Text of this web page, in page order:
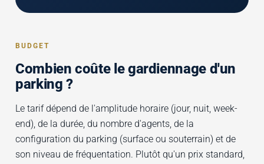
BUDGET
Combien coûte le gardiennage d'un
parking ?
Le tarif dépend de l'amplitude horaire (jour, nuit, week-
end), de la durée, du nombre d'agents, de la
configuration du parking (surface ou souterrain) et de
son niveau de fréquentation. Plutôt qu'un prix standard,